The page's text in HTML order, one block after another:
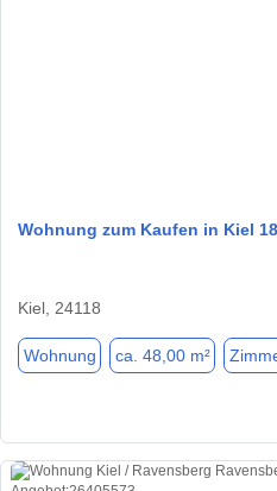
Wohnung zum Kaufen in Kiel
Kiel, 24118
Wohnung ca. 48,00 m²